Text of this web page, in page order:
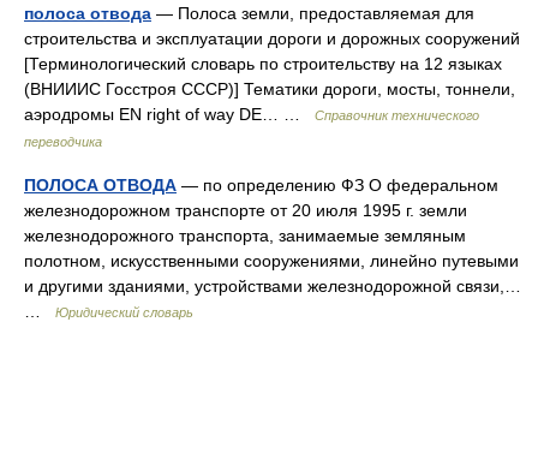
полоса отвода — Полоса земли, предоставляемая для
строительства и эксплуатации дороги и дорожных сооружений
[Терминологический словарь по строительству на 12 языках
(ВНИИИС Госстроя СССР)] Тематики дороги, мосты, тоннели,
аэродромы EN right of way DE… …
Справочник технического
переводчика
ПОЛОСА ОТВОДА — по определению ФЗ О федеральном
железнодорожном транспорте от 20 июля 1995 г. земли
железнодорожного транспорта, занимаемые земляным
полотном, искусственными сооружениями, линейно путевыми
и другими зданиями, устройствами железнодорожной связи,…
Юридический словарь